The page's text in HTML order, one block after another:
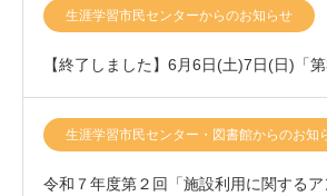
生涯学習市民センターからのお知らせ
【終了しました】6月6日(土)7日(日)「
祭」開催いたします！
生涯学習市民センター・図書館からのお知
令和７年度第２回「施設利用に関する